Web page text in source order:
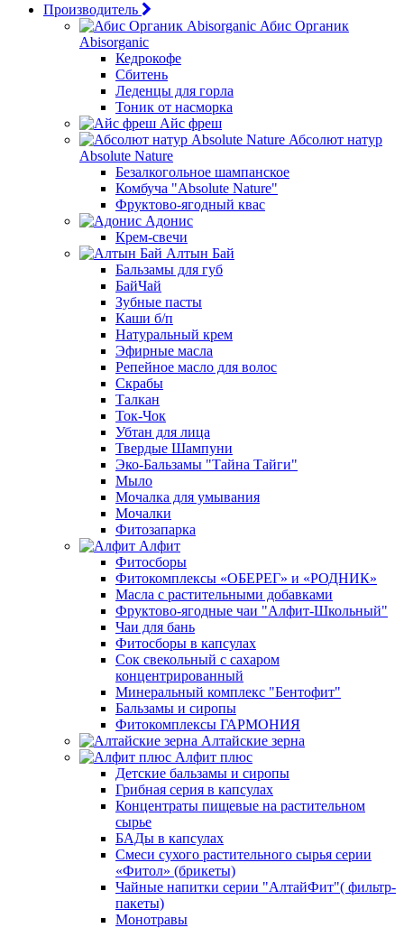
Производитель
Абис Органик
Abisorganic
Кедрокофе
Сбитень
Леденцы для горла
Тоник от насморка
Айс фреш
Абсолют натур
Absolute Nature
Безалкогольное шампанское
Комбуча "Absolute Nature"
Фруктово-ягодный квас
Адонис
Крем-свечи
Алтын Бай
Бальзамы для губ
БайЧай
Зубные пасты
Каши б/п
Натуральный крем
Эфирные масла
Репейное масло для волос
Скрабы
Талкан
Ток-Чок
Убтан для лица
Твердые Шампуни
Эко-Бальзамы "Тайна Тайги"
Мыло
Мочалка для умывания
Мочалки
Фитозапарка
Алфит
Фитосборы
Фитокомплексы «ОБЕРЕГ» и «РОДНИК»
Масла с растительными добавками
Фруктово-ягодные чаи "Алфит-Школьный"
Чаи для бань
Фитосборы в капсулах
Сок свекольный с сахаром
концентрированный
Минеральный комплекс "Бентофит"
Бальзамы и сиропы
Фитокомплексы ГАРМОНИЯ
Алтайские зерна
Алфит плюс
Детские бальзамы и сиропы
Грибная серия в капсулах
Концентраты пищевые на растительном
сырье
БАДы в капсулах
Смеси сухого растительного сырья серии
«Фитол» (брикеты)
Чайные напитки серии "АлтайФит"( фильтр-
пакеты)
Монотравы